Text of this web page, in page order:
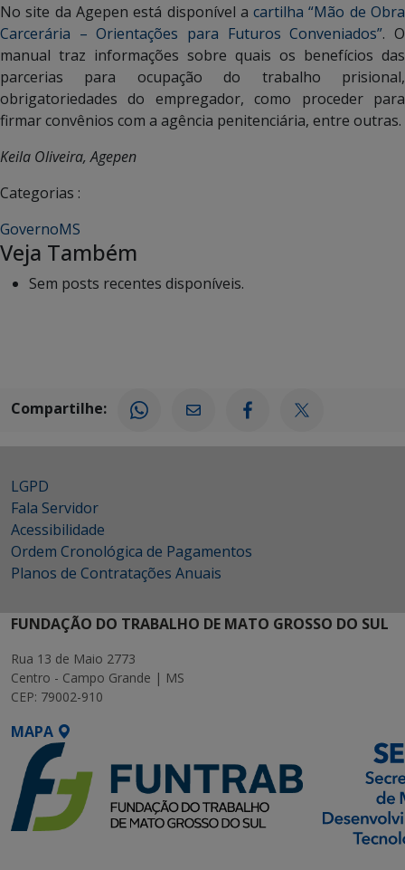
No site da Agepen está disponível a cartilha “Mão de Obra
Carcerária – Orientações para Futuros Conveniados”. O
manual traz informações sobre quais os benefícios das
parcerias para ocupação do trabalho prisional,
obrigatoriedades do empregador, como proceder para
firmar convênios com a agência penitenciária, entre outras.
Keila Oliveira, Agepen
Categorias :
GovernoMS
Veja Também
Sem posts recentes disponíveis.
Compartilhe:
LGPD
Fala Servidor
Acessibilidade
Ordem Cronológica de Pagamentos
Planos de Contratações Anuais
FUNDAÇÃO DO TRABALHO DE MATO GROSSO DO SUL
Rua 13 de Maio 2773
Centro - Campo Grande | MS
CEP: 79002-910
MAPA